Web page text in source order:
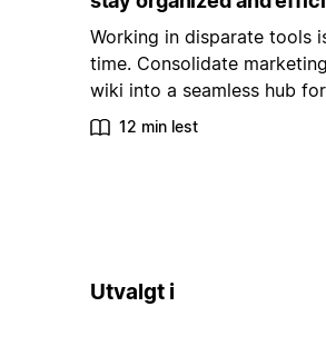
Working in disparate tools
time. Consolidate
wiki into a seamless hub
12 min lest
Utvalgt i